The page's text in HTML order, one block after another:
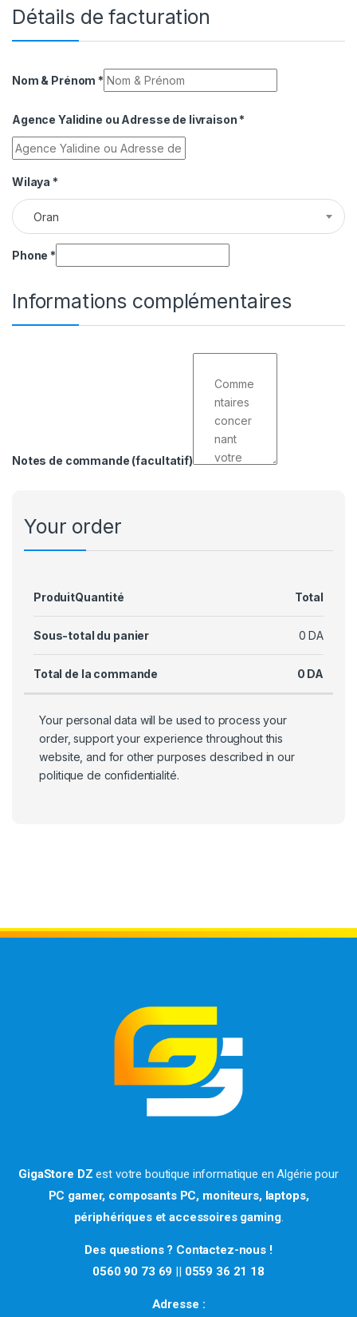
Détails de facturation
Nom & Prénom *
Agence Yalidine ou Adresse de livraison *
Wilaya *
Oran
Phone *
Informations complémentaires
Notes de commande (facultatif)
Your order
ProduitQuantité Total
Sous-total du panier 0 DA
Total de la commande 0 DA
Your personal data will be used to process your
order, support your experience throughout this
website, and for other purposes described in our
politique de confidentialité.
GigaStore DZ est votre boutique informatique en Algérie pour
PC gamer, composants PC, moniteurs, laptops,
périphériques et accessoires gaming.
Des questions ? Contactez-nous !
0560 90 73 69 || 0559 36 21 18
Adresse :